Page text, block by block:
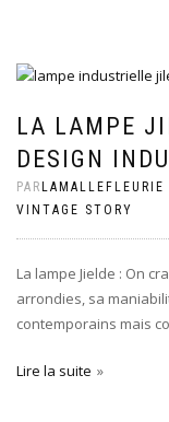
LA LAMPE
DESIGN
PAR LAMALLEFLEURIE
VINTAGE STORY
La lampe Jielde : On
arrondies, sa
contemporains mais
Lire la suite